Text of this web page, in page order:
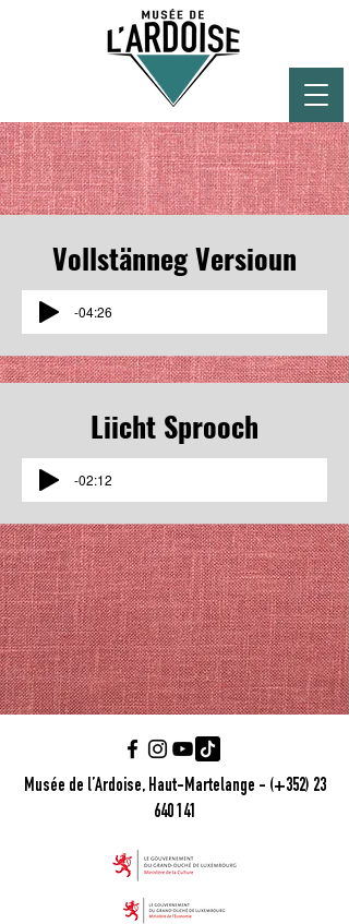
Vollstänneg Versioun
-04:26
Liicht Sprooch
-02:12
Musée de l’Ardoise, Haut-Martelange - (+352) 23
640 141